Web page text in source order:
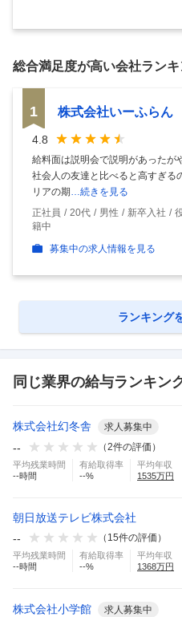
総合満足度が高い会社ラン
1 株式会社いーふらん
4.8
給料面は説明会で説明があったが
社会人の友達と比べると高すぎる
リアの期…続きを見る
正社員
20代 男性 新卒入社
籍中
募集中の求人情報を見る
ランキング
同じ業界の給与ランキン
株式会社幻冬舎 求人募集中
-- （2件の評価）
平均残業時間
--時間
有給取得率
--%
平均年収
1535万円
朝日放送テレビ株式会社
--
（ 15件の評価）
平均残業時間
--時間
有給取得率
--%
平均年収
1368万円
株式会社小学館 求人募集中